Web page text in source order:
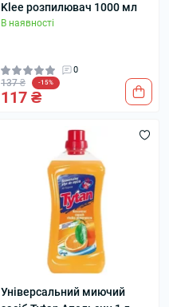
Klee розпилювач 1000 мл
В наявності
0
137 ₴ -15%
117 ₴
Універсальний миючий